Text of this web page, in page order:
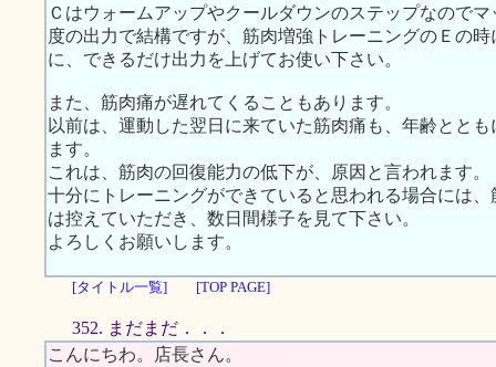
Ｃはウォームアップやクールダウンのステップなので
度の出力で結構ですが、筋肉増強トレーニングのＥの
に、できるだけ出力を上げてお使い下さい。
また、筋肉痛が遅れてくることもあります。
以前は、運動した翌日に来ていた筋肉痛も、年齢とと
ます。
これは、筋肉の回復能力の低下が、原因と言われます。
十分にトレーニングができていると思われる場合には
は控えていただき、数日間様子を見て下さい。
よろしくお願いします。
[タイトル一覧] [TOP PAGE]
352. まだまだ．．．
こんにちわ。店長さん。